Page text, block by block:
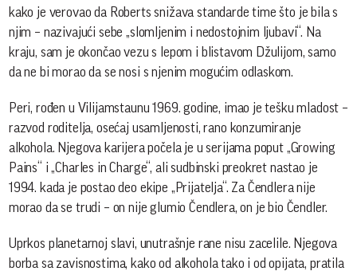
kako je verovao da Roberts snižava standarde time što je bila s
njim – nazivajući sebe „slomljenim i nedostojnim ljubavi“. Na
kraju, sam je okončao vezu s lepom i blistavom Džulijom, samo
da ne bi morao da se nosi s njenim mogućim odlaskom.
Peri, rođen u Vilijamstaunu 1969. godine, imao je tešku mladost –
razvod roditelja, osećaj usamljenosti, rano konzumiranje
alkohola. Njegova karijera počela je u serijama poput „Growing
Pains“ i „Charles in Charge“, ali sudbinski preokret nastao je
1994. kada je postao deo ekipe „Prijatelja“. Za Čendlera nije
morao da se trudi – on nije glumio Čendlera, on je bio Čendler.
Uprkos planetarnoj slavi, unutrašnje rane nisu zacelile. Njegova
borba sa zavisnostima, kako od alkohola tako i od opijata, pratila